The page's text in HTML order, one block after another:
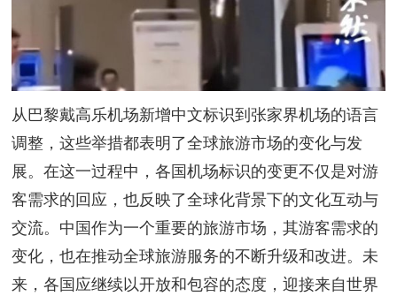
从巴黎戴高乐机场新增中文标识到张家界机场的语言
调整，这些举措都表明了全球旅游市场的变化与发
展。在这一过程中，各国机场标识的变更不仅是对游
客需求的回应，也反映了全球化背景下的文化互动与
交流。中国作为一个重要的旅游市场，其游客需求的
变化，也在推动全球旅游服务的不断升级和改进。未
来，各国应继续以开放和包容的态度，迎接来自世界